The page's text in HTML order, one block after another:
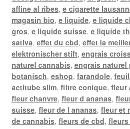
affine al ribes, e cigarette
magasin bio, e liquide, e liquide
gros, e liquide suisse, e liquide
sativa, effet du cbd, effet la
elektronischer stift, engrais
naturel cannabis, engrais naturel
botanisch, eshop, farandole,
actitube slim, filtre conique, fleur
fleur chanvre, fleur d ananas,
suisse, fleur de l ananas, fleur et
de cannabis, fleurs de cbd, fleurs